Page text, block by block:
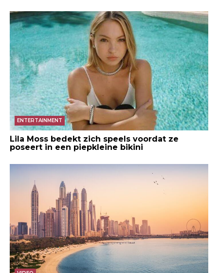
ENTERTAINMENT
Lila Moss bedekt zich speels voordat ze
poseert in een piepkleine bikini